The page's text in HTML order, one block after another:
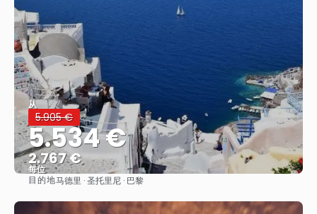
从
5.905 €
5.534 €
2.767 €
每位
目的地马德里 · 圣托里尼 · 巴黎